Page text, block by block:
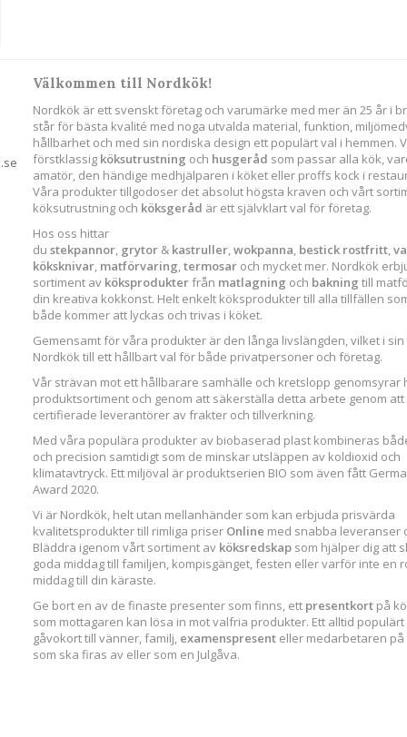
Välkommen till Nordkök!
Nordkök är ett svenskt företag och varumärke med mer än 25 år i
står för bästa kvalité med noga utvalda material, funktion,
hållbarhet och med sin nordiska design ett populärt val i hemmen.
förstklassig köksutrustning och husgeråd som passar alla kök,
amatör, den händige medhjälparen i köket eller proffs kock i
Våra produkter tillgodoser det absolut högsta kraven och vårt
köksutrustning och köksgeråd är ett självklart val för företag.
Hos oss hittar
du stekpannor, grytor & kastruller,wokpanna, bestick rostfritt,
köksknivar, matförvaring,termosar och mycket mer. Nordkök
sortiment av köksprodukterfrån matlagning och bakning till
din kreativa kokkonst. Helt enkelt köksprodukter till alla tillfällen
både kommer att lyckas och trivas i köket.
Gemensamt för våra produkter är den långa livslängden, vilket i
Nordkök till ett hållbart val för både privatpersoner och företag.
Vår strävan mot ett hållbarare samhälle och kretslopp genomsyrar
produktsortiment och genom att säkerställa detta arbete genom
certifierade leverantörer av frakter och tillverkning.
Med våra populära produkter av biobaserad plast kombineras
och precision samtidigt som de minskar utsläppen av koldioxid och
klimatavtryck. Ett miljöval är produktserien BIO som även fått
Award 2020.
Vi är Nordkök, helt utan mellanhänder som kan erbjuda prisvärda
kvalitetsprodukter till rimliga priser Online med snabba leveranser
Bläddra igenom vårt sortiment av köksredskap som hjälper dig att
goda middag till familjen, kompisgänget, festen eller varför inte en
middag till din käraste.
Ge bort en av de finaste presenter som finns, ett presentkort på
som mottagaren kan lösa in mot valfria produkter. Ett alltid
gåvokort till vänner, familj, examenspresent eller medarbetaren
som ska firas av eller som en Julgåva.